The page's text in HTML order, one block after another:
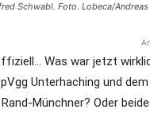
Schwabl. Foto. Lobeca/
Was war jetzt
Unterhaching und dem
Münchner? Oder